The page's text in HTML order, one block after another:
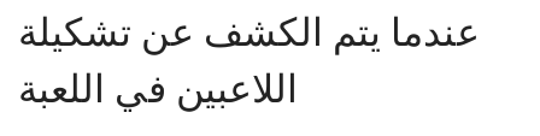
عندما يتم الكشف عن تشكيلة
اللاعبين في اللعبة